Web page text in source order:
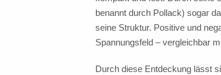
benannt durch Pollack) sogar
seine Struktur. Positive und
Spannungsfeld – vergleichbar
Durch diese Entdeckung lässt